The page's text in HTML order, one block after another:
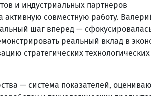
и индустриальных партнеров
активную совместную работу.
шаг вперед —
реальный вклад в
стратегических технологических
— система показателей,